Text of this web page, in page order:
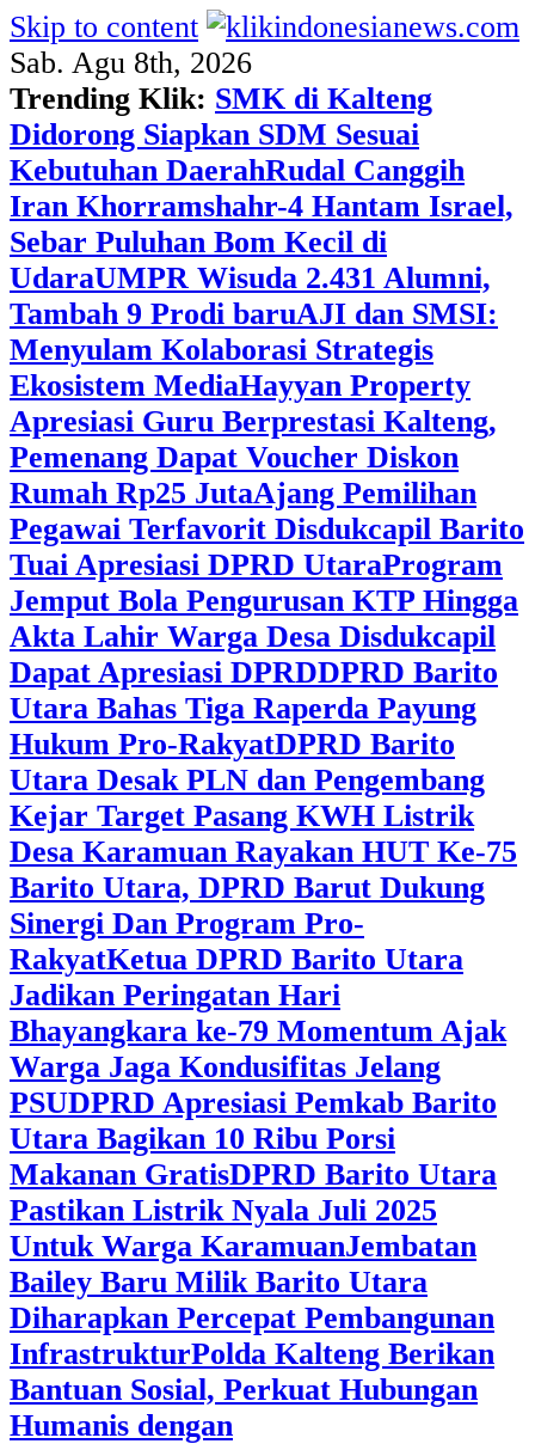
Skip to content
Sab. Agu 8th, 2026
Trending Klik: SMK di Kalteng
Didorong Siapkan SDM Sesuai
Kebutuhan DaerahRudal Canggih
Iran Khorramshahr-4 Hantam Israel,
Sebar Puluhan Bom Kecil di
UdaraUMPR Wisuda 2.431 Alumni,
Tambah 9 Prodi baruAJI dan SMSI:
Menyulam Kolaborasi Strategis
Ekosistem MediaHayyan Property
Apresiasi Guru Berprestasi Kalteng,
Pemenang Dapat Voucher Diskon
Rumah Rp25 JutaAjang Pemilihan
Pegawai Terfavorit Disdukcapil Barito
Tuai Apresiasi DPRD UtaraProgram
Jemput Bola Pengurusan KTP Hingga
Akta Lahir Warga Desa Disdukcapil
Dapat Apresiasi DPRDDPRD Barito
Utara Bahas Tiga Raperda Payung
Hukum Pro-RakyatDPRD Barito
Utara Desak PLN dan Pengembang
Kejar Target Pasang KWH Listrik
Desa Karamuan Rayakan HUT Ke-75
Barito Utara, DPRD Barut Dukung
Sinergi Dan Program Pro-
RakyatKetua DPRD Barito Utara
Jadikan Peringatan Hari
Bhayangkara ke-79 Momentum Ajak
Warga Jaga Kondusifitas Jelang
PSUDPRD Apresiasi Pemkab Barito
Utara Bagikan 10 Ribu Porsi
Makanan GratisDPRD Barito Utara
Pastikan Listrik Nyala Juli 2025
Untuk Warga KaramuanJembatan
Bailey Baru Milik Barito Utara
Diharapkan Percepat Pembangunan
InfrastrukturPolda Kalteng Berikan
Bantuan Sosial, Perkuat Hubungan
Humanis dengan